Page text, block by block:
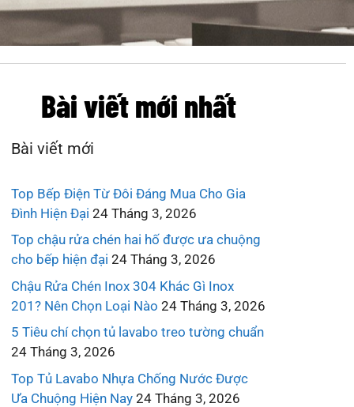
Bài viết mới nhất
Bài viết mới
Top Bếp Điện Từ Đôi Đáng Mua Cho Gia
Đình Hiện Đại 24 Tháng 3, 2026
Top chậu rửa chén hai hố được ưa chuộng
cho bếp hiện đại 24 Tháng 3, 2026
Chậu Rửa Chén Inox 304 Khác Gì Inox
201? Nên Chọn Loại Nào 24 Tháng 3, 2026
5 Tiêu chí chọn tủ lavabo treo tường chuẩn
24 Tháng 3, 2026
Top Tủ Lavabo Nhựa Chống Nước Được
Ưa Chuộng Hiện Nay 24 Tháng 3, 2026